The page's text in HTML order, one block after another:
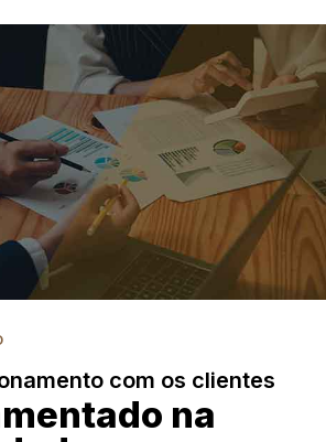
com os clientes
na